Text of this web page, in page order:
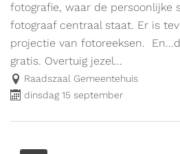
fotografie, waar de persoonlijke
fotograaf centraal staat. Er is
projectie van fotoreeksen.
gratis. Overtuig jezel...
Raadszaal Gemeentehuis
dinsdag 15 september